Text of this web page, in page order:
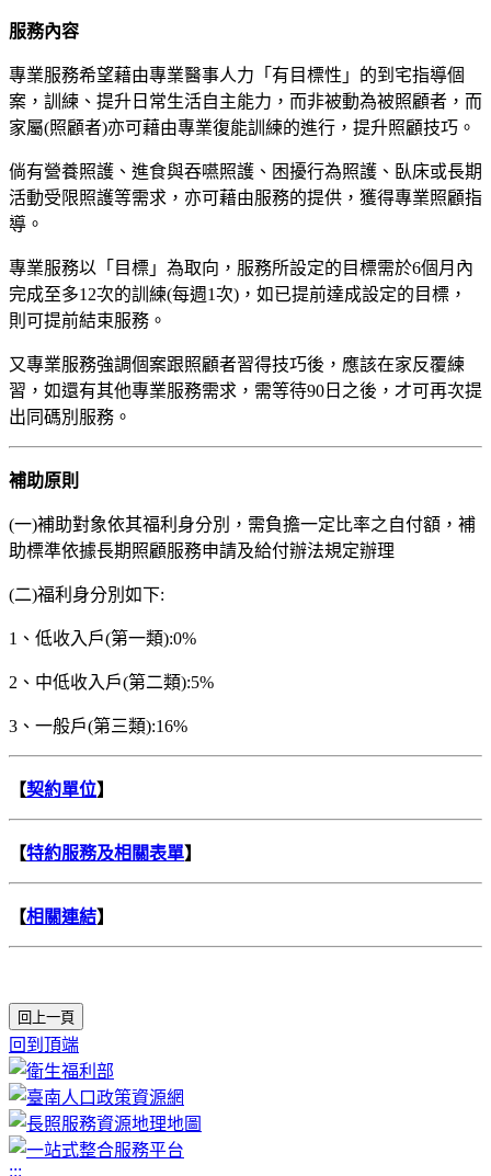
服務內容
專業服務希望藉由專業醫事人力「有目標性」的到宅指導個
案，訓練、提升日常生活自主能力，而非被動為被照顧者，而
家屬(照顧者)亦可藉由專業復能訓練的進行，提升照顧技巧。
倘有營養照護、進食與吞嚥照護、困擾行為照護、臥床或長期
活動受限照護等需求，亦可藉由服務的提供，獲得專業照顧指
導。
專業服務以「目標」為取向，服務所設定的目標需於6個月內
完成至多12次的訓練(每週1次)，如已提前達成設定的目標，
則可提前結束服務。
又專業服務強調個案跟照顧者習得技巧後，應該在家反覆練
習，如還有其他專業服務需求，需等待90日之後，才可再次提
出同碼別服務。
補助原則
(一)補助對象依其福利身分別，需負擔一定比率之自付額，補
助標準依據長期照顧服務申請及給付辦法規定辦理
(二)福利身分別如下:
1、低收入戶(第一類):0%
2、中低收入戶(第二類):5%
3、一般戶(第三類):16%
【契約單位】
【特約服務及相關表單】
【相關連結】
回上一頁
回到頂端
:::